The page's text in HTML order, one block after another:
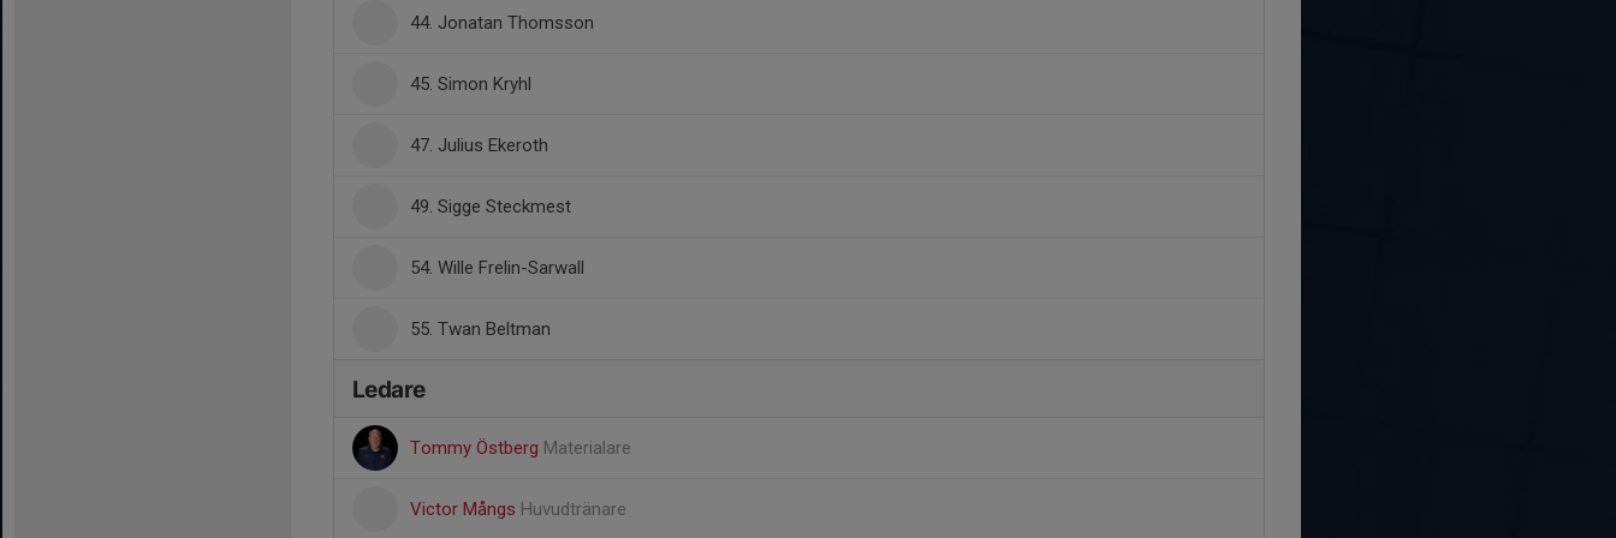
44. Jonatan Thomsson
45. Simon Kryhl
47. Julius Ekeroth
49. Sigge Steckmest
54. Wille Frelin-Sarwall
55. Twan Beltman
Ledare
Tommy Östberg Materialare
Victor Mångs Huvudtränare